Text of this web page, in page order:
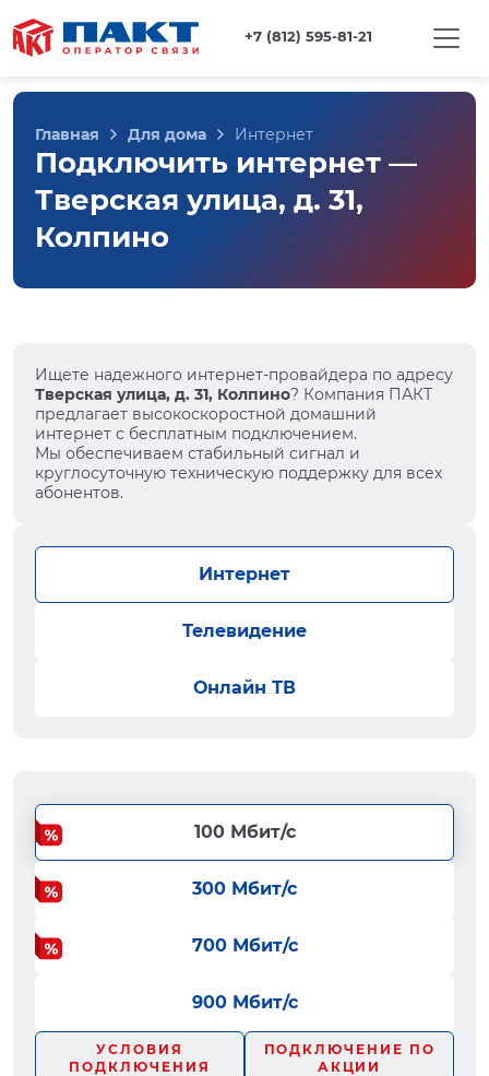
+7 (812) 595-81-21
Главная Для дома Интернет
Подключить интернет —
Тверская улица, д. 31,
Колпино
Ищете надежного интернет-провайдера по адресу
Тверская улица, д. 31, Колпино? Компания ПАКТ
предлагает высокоскоростной домашний
интернет с бесплатным подключением.
Мы обеспечиваем стабильный сигнал и
круглосуточную техническую поддержку для всех
абонентов.
Интернет
Телевидение
Онлайн ТВ
100 Мбит/с
300 Мбит/с
700 Мбит/с
900 Мбит/с
УСЛОВИЯ
ПОДКЛЮЧЕНИЯ
ПОДКЛЮЧЕНИЕ ПО
АКЦИИ